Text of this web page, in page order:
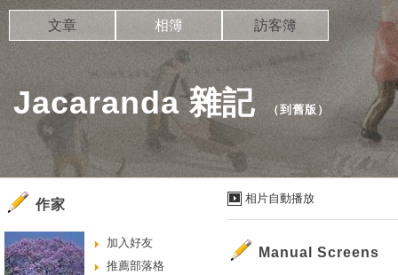
Jacaranda 雜記 （到舊版 ）
文章 相簿 訪客簿
相片自動播放
Manual Screens
作家
加入好友
推薦部落格